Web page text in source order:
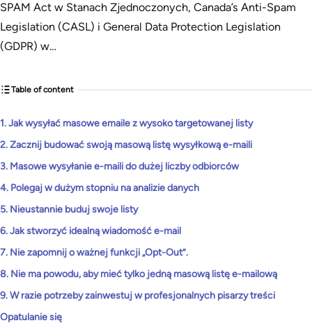
SPAM Act w Stanach Zjednoczonych, Canada’s Anti-Spam
Legislation (CASL) i General Data Protection Legislation
(GDPR) w…
Table of content
1. Jak wysyłać masowe emaile z wysoko targetowanej listy
2. Zacznij budować swoją masową listę wysyłkową e-maili
3. Masowe wysyłanie e-maili do dużej liczby odbiorców
4. Polegaj w dużym stopniu na analizie danych
5. Nieustannie buduj swoje listy
6. Jak stworzyć idealną wiadomość e-mail
7. Nie zapomnij o ważnej funkcji „Opt-Out”.
8. Nie ma powodu, aby mieć tylko jedną masową listę e-mailową
9. W razie potrzeby zainwestuj w profesjonalnych pisarzy treści
Opatulanie się